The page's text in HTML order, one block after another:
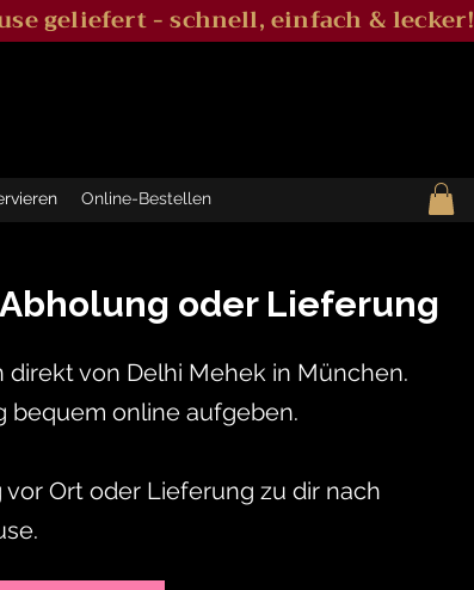
geliefert - schnell, einfach & lecker!
Online-Bestellen
oder Lieferung
von Delhi Mehek in München.
bequem online aufgeben.
Ort oder Lieferung zu dir nach